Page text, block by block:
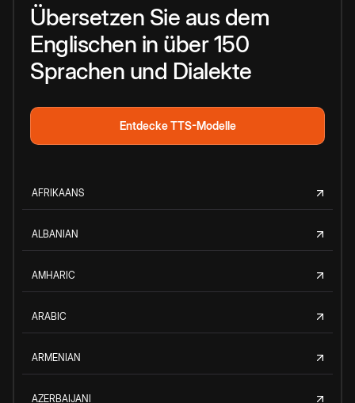
Übersetzen Sie aus dem
Englischen in über 150
Sprachen und Dialekte
Entdecke TTS-Modelle
AFRIKAANS
ALBANIAN
AMHARIC
ARABIC
ARMENIAN
AZERBAIJANI